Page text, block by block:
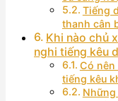
Tiếng
thanh cân
Khi nào chủ
nghi tiếng kêu
Có nên
tiếng kêu